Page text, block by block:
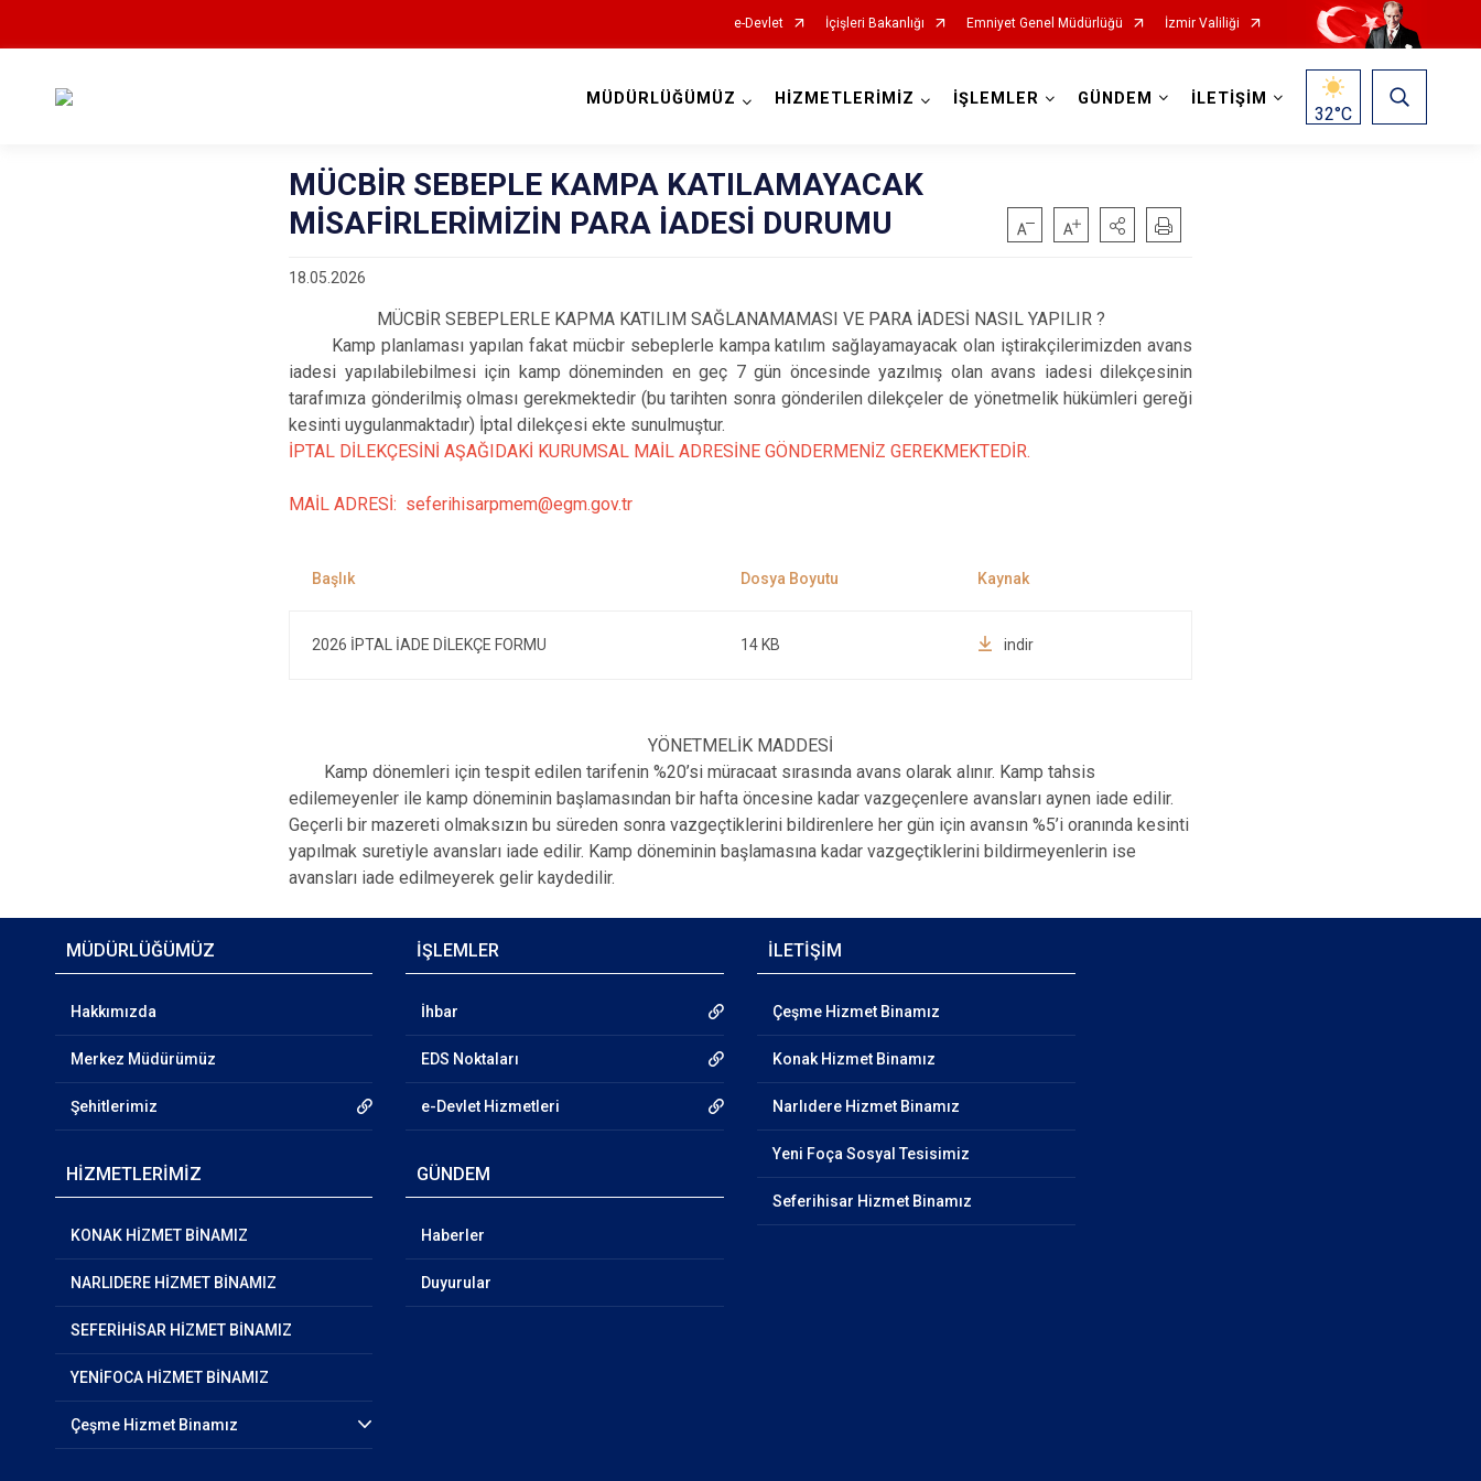
e-Devlet İçişleri Bakanlığı Emniyet Genel Müdürlüğü İzmir Valiliği
MÜDÜRLÜĞÜMÜZ HİZMETLERİMİZ İŞLEMLER GÜNDEM İLETİŞİM
32°C
MÜCBİR SEBEPLE KAMPA KATILAMAYACAK
MİSAFİRLERİMİZİN PARA İADESİ DURUMU
18.05.2026
MÜCBİR SEBEPLERLE KAPMA KATILIM SAĞLANAMAMASI VE PARA İADESİ NASIL YAPILIR ?
Kamp planlaması yapılan fakat mücbir sebeplerle kampa katılım sağlayamayacak olan iştirakçilerimizden avans
iadesi yapılabilebilmesi için kamp döneminden en geç 7 gün öncesinde yazılmış olan avans iadesi dilekçesinin
tarafımıza gönderilmiş olması gerekmektedir (bu tarihten sonra gönderilen dilekçeler de yönetmelik hükümleri gereği
kesinti uygulanmaktadır) İptal dilekçesi ekte sunulmuştur.
İPTAL DİLEKÇESİNİ AŞAĞIDAKİ KURUMSAL MAİL ADRESİNE GÖNDERMENİZ GEREKMEKTEDİR.
MAİL ADRESİ: seferihisarpmem@egm.gov.tr
2026 İPTAL İADE DİLEKÇE FORMU 14 KB indir
YÖNETMELİK MADDESİ
Kamp dönemleri için tespit edilen tarifenin %20’si müracaat sırasında avans olarak alınır. Kamp tahsis
edilemeyenler ile kamp döneminin başlamasından bir hafta öncesine kadar vazgeçenlere avansları aynen iade edilir.
Geçerli bir mazereti olmaksızın bu süreden sonra vazgeçtiklerini bildirenlere her gün için avansın %5’i oranında kesinti
yapılmak suretiyle avansları iade edilir. Kamp döneminin başlamasına kadar vazgeçtiklerini bildirmeyenlerin ise
avansları iade edilmeyerek gelir kaydedilir.
MÜDÜRLÜĞÜMÜZ
Hakkımızda
Merkez Müdürümüz
Şehitlerimiz
HİZMETLERİMİZ
KONAK HİZMET BİNAMIZ
NARLIDERE HİZMET BİNAMIZ
SEFERİHİSAR HİZMET BİNAMIZ
YENİFOCA HİZMET BİNAMIZ
Çeşme Hizmet Binamız
İŞLEMLER
İhbar
EDS Noktaları
e-Devlet Hizmetleri
GÜNDEM
Haberler
Duyurular
İLETİŞİM
Çeşme Hizmet Binamız
Konak Hizmet Binamız
Narlıdere Hizmet Binamız
Yeni Foça Sosyal Tesisimiz
Seferihisar Hizmet Binamız